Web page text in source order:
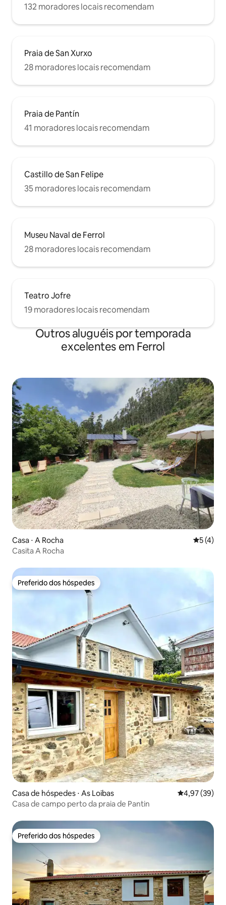
132 moradores locais recomendam
Praia de San Xurxo
28 moradores locais recomendam
Praia de Pantín
41 moradores locais recomendam
Castillo de San Felipe
35 moradores locais recomendam
Museu Naval de Ferrol
28 moradores locais recomendam
Teatro Jofre
19 moradores locais recomendam
Outros aluguéis por temporada
excelentes em Ferrol
Casa ⋅ A Rocha 5 de
5 (4)
Casita A Rocha
Preferido dos hóspedes
Preferido dos hóspedes
Casa de hóspedes ⋅ As Loibas 4,97 de uma
4,97 (39)
Casa de campo perto da praia de Pantin
Preferido dos hóspedes
Preferido dos hóspedes